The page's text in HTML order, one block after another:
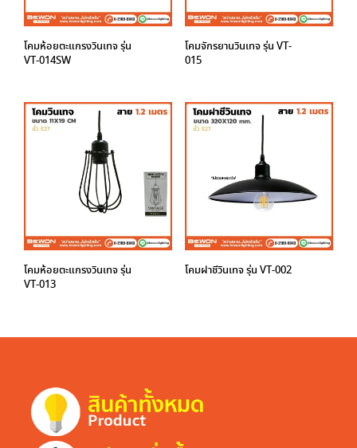
โคมห้อยตะแกรงวินเทจ รุ่น
VT-014SW
โคมจักรยานวินเทจ รุ่น VT-
015
โคมห้อยตะแกรงวินเทจ รุ่น
VT-013
โคมฝาชีวินเทจ รุ่น VT-002